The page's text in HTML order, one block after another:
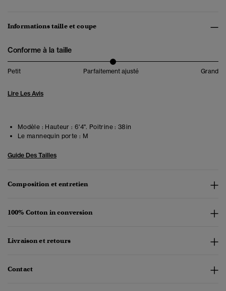
Informations taille et coupe
Conforme à la taille
Petit Parfaitement ajusté Grand
Lire Les Avis
Modèle : Hauteur : 6'4". Poitrine : 38in
Le mannequin porte : M
Guide Des Tailles
Composition et entretien
100% Cotton in conversion
Livraison et retours
Contact